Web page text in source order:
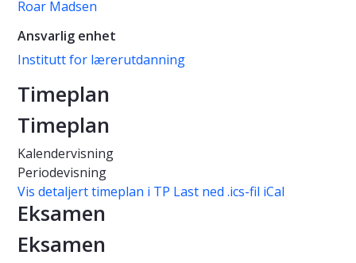
Roar Madsen
Ansvarlig enhet
Institutt for lærerutdanning
Timeplan
Timeplan
Kalendervisning
Periodevisning
Vis detaljert timeplan i TP Last ned .ics-fil iCal
Eksamen
Eksamen